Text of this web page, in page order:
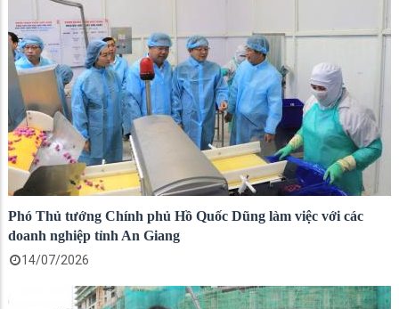
Phó Thủ tướng Chính phủ Hồ Quốc Dũng làm việc với các
doanh nghiệp tỉnh An Giang
14/07/2026